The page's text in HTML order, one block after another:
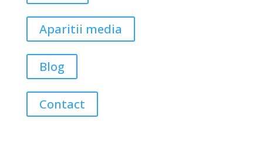
Aparitii media
Blog
Contact